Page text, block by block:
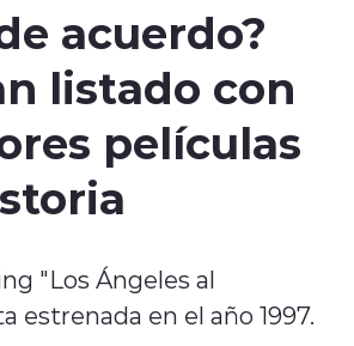
Aire
acuerdo?
listado con
películas
"Los Ángeles al
estrenada en el año 1997.